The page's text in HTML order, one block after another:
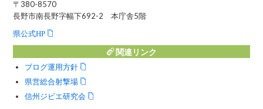
〒380-8570
長野市南長野字幅下692-2 本庁舎5階
県公式HP
関連リンク
ブログ運用方針
県営総合射撃場
信州ジビエ研究会